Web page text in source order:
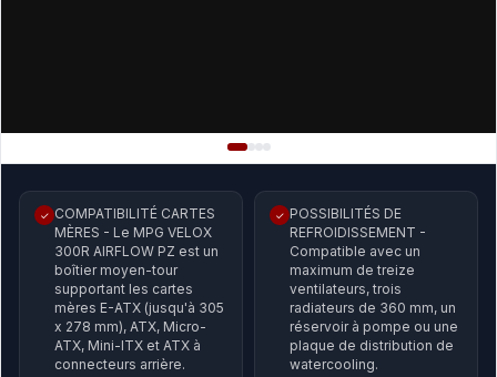
✓ COMPATIBILITÉ CARTES
MÈRES - Le MPG VELOX
300R AIRFLOW PZ est un
boîtier moyen-tour
supportant les cartes
mères E-ATX (jusqu'à 305
x 278 mm), ATX, Micro-
ATX, Mini-ITX et ATX à
connecteurs arrière.
✓ POSSIBILITÉS DE
REFROIDISSEMENT -
Compatible avec un
maximum de treize
ventilateurs, trois
radiateurs de 360 mm, un
réservoir à pompe ou une
plaque de distribution de
watercooling.